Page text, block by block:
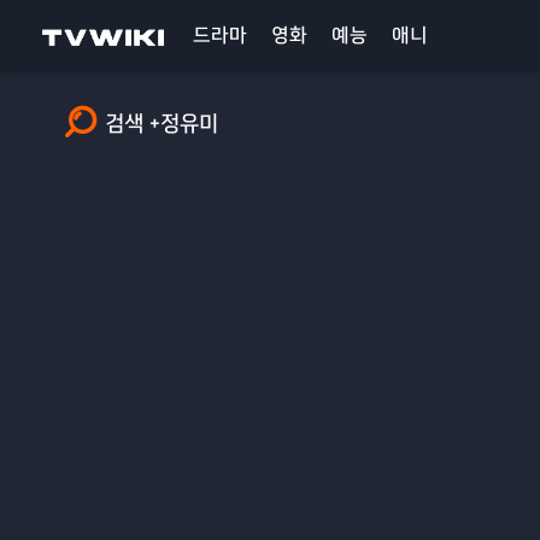
드라마 영화 예능 애니
검색 +정유미